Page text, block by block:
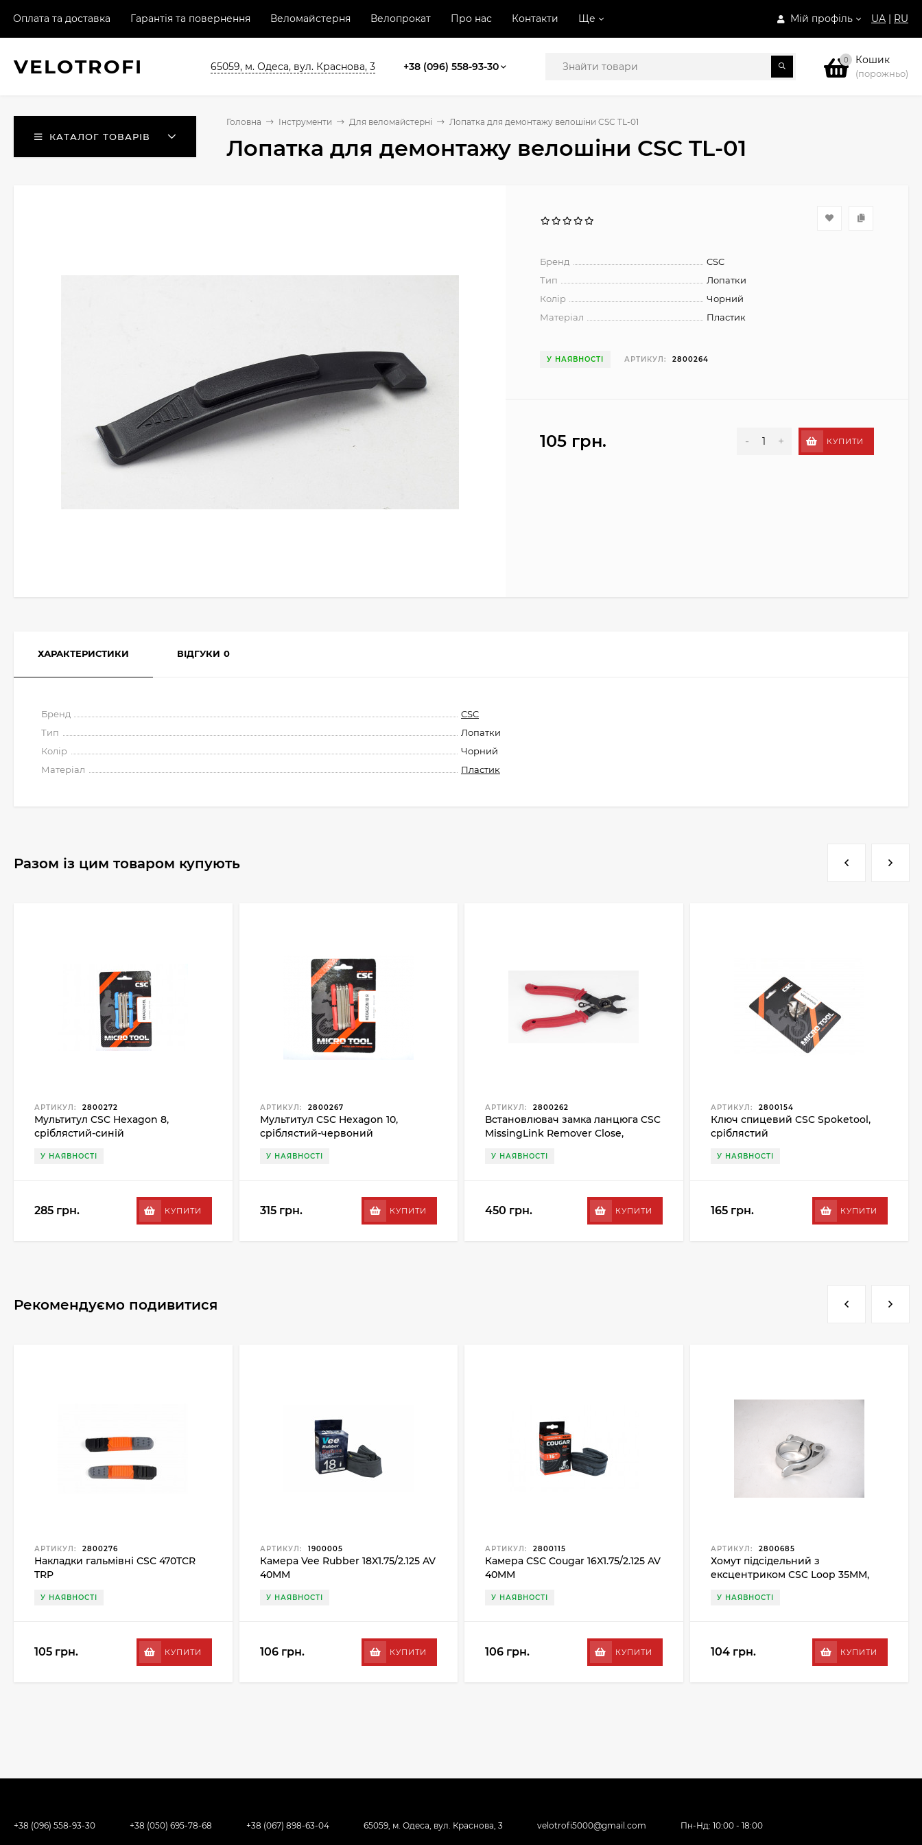
Мій профіль UA | RU
Оплата та доставка Гарантія та повернення Веломайстерня Велопрокат Про нас Контакти Ще
VELOTROFI 65059, м. Одеса, вул. Краснова, 3 +38 (096) 558-93-30 0 Кошик
(порожньо)
КАТАЛОГ ТОВАРІВ
Головна Інструменти Для веломайстерні Лопатка для демонтажу велошіни CSC TL-01
Лопатка для демонтажу велошіни CSC TL-01
Бренд
CSC
Тип
Лопатки
Колір
Чорний
Матеріал
Пластик
У НАЯВНОСТІ АРТИКУЛ: 2800264
105 грн. - + КУПИТИ
ХАРАКТЕРИСТИКИ ВІДГУКИ 0
Бренд
CSC
Тип
Лопатки
Колір
Чорний
Матеріал
Пластик
Разом із цим товаром купують
АРТИКУЛ: 2800272
Мультитул CSC Hexagon 8,
сріблястий-синій
У НАЯВНОСТІ
285 грн. КУПИТИ
АРТИКУЛ: 2800267
Мультитул CSC Hexagon 10,
сріблястий-червоний
У НАЯВНОСТІ
315 грн. КУПИТИ
АРТИКУЛ: 2800262
Встановлювач замка ланцюга CSC
MissingLink Remover Close,
У НАЯВНОСТІ
450 грн. КУПИТИ
АРТИКУЛ: 2800154
Ключ спицевий CSC Spoketool,
сріблястий
У НАЯВНОСТІ
165 грн. КУПИТИ
Рекомендуємо подивитися
АРТИКУЛ: 2800276
Накладки гальмівні CSC 470TCR
TRP
У НАЯВНОСТІ
105 грн. КУПИТИ
АРТИКУЛ: 1900005
Камера Vee Rubber 18X1.75/2.125 AV
40MM
У НАЯВНОСТІ
106 грн. КУПИТИ
АРТИКУЛ: 2800115
Камера CSC Cougar 16X1.75/2.125 AV
40MM
У НАЯВНОСТІ
106 грн. КУПИТИ
АРТИКУЛ: 2800685
Хомут підсідельний з
ексцентриком CSC Loop 35MM,
У НАЯВНОСТІ
104 грн. КУПИТИ
+38 (096) 558-93-30 +38 (050) 695-78-68 +38 (067) 898-63-04 65059, м. Одеса, вул. Краснова, 3 velotrofi5000@gmail.com Пн-Нд: 10:00 - 18:00